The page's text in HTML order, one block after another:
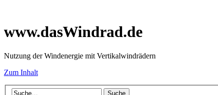
www.dasWindrad.de
Nutzung der Windenergie mit Vertikalwindrädern
Zum Inhalt